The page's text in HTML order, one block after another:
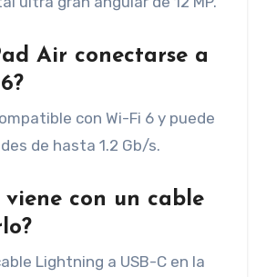
Air conectarse a
con Wi-Fi 6 y puede
de hasta 1.2 Gb/s.
con un cable
Lightning a USB-C en la